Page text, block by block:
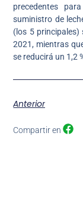
precedentes
suministro de
(los 5 principales)
2021, mientras
se reducirá un 1,2
Anterior
Compartir en